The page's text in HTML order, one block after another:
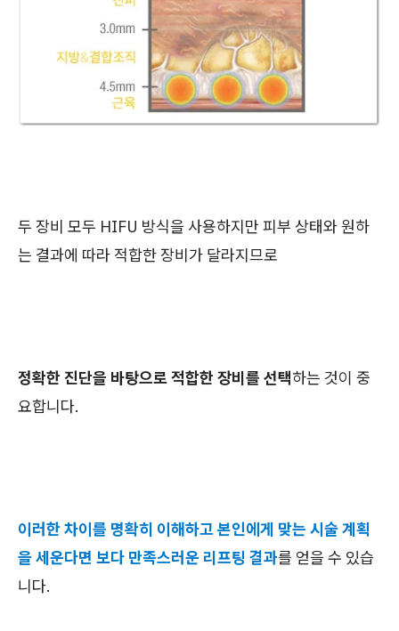
두 장비 모두 HIFU 방식을 사용하지만 피부 상태와 원하
는 결과에 따라 적합한 장비가 달라지므로
정확한 진단을 바탕으로 적합한 장비를 선택하는 것이 중
요합니다.
이러한 차이를 명확히 이해하고 본인에게 맞는 시술 계획
을 세운다면 보다 만족스러운 리프팅 결과를 얻을 수 있습
니다.